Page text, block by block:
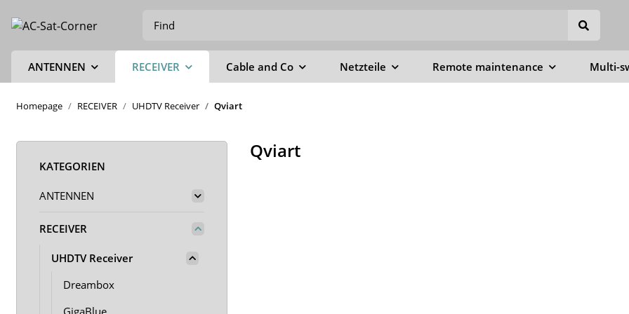
ANTENNEN RECEIVER Cable and Co Netzteile Remote maintenance Multi-
Homepage RECEIVER UHDTV Receiver Qviart
Qviart
KATEGORIEN
ANTENNEN
RECEIVER
UHDTV Receiver
Dreambox
GigaBlue